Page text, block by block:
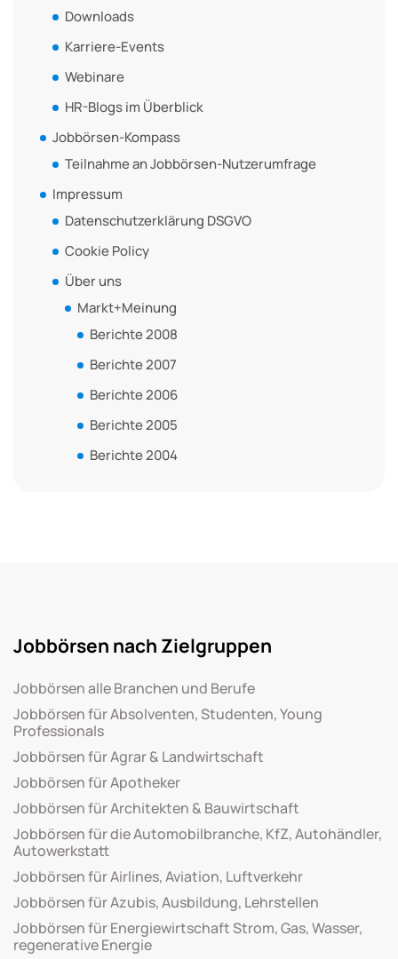
Downloads
Karriere-Events
Webinare
HR-Blogs im Überblick
Jobbörsen-Kompass
Teilnahme an Jobbörsen-Nutzerumfrage
Impressum
Datenschutzerklärung DSGVO
Cookie Policy
Über uns
Markt+Meinung
Berichte 2008
Berichte 2007
Berichte 2006
Berichte 2005
Berichte 2004
Jobbörsen nach Zielgruppen
Jobbörsen alle Branchen und Berufe
Jobbörsen für Absolventen, Studenten, Young
Professionals
Jobbörsen für Agrar & Landwirtschaft
Jobbörsen für Apotheker
Jobbörsen für Architekten & Bauwirtschaft
Jobbörsen für die Automobilbranche, KfZ, Autohändler,
Autowerkstatt
Jobbörsen für Airlines, Aviation, Luftverkehr
Jobbörsen für Azubis, Ausbildung, Lehrstellen
Jobbörsen für Energiewirtschaft Strom, Gas, Wasser,
regenerative Energie